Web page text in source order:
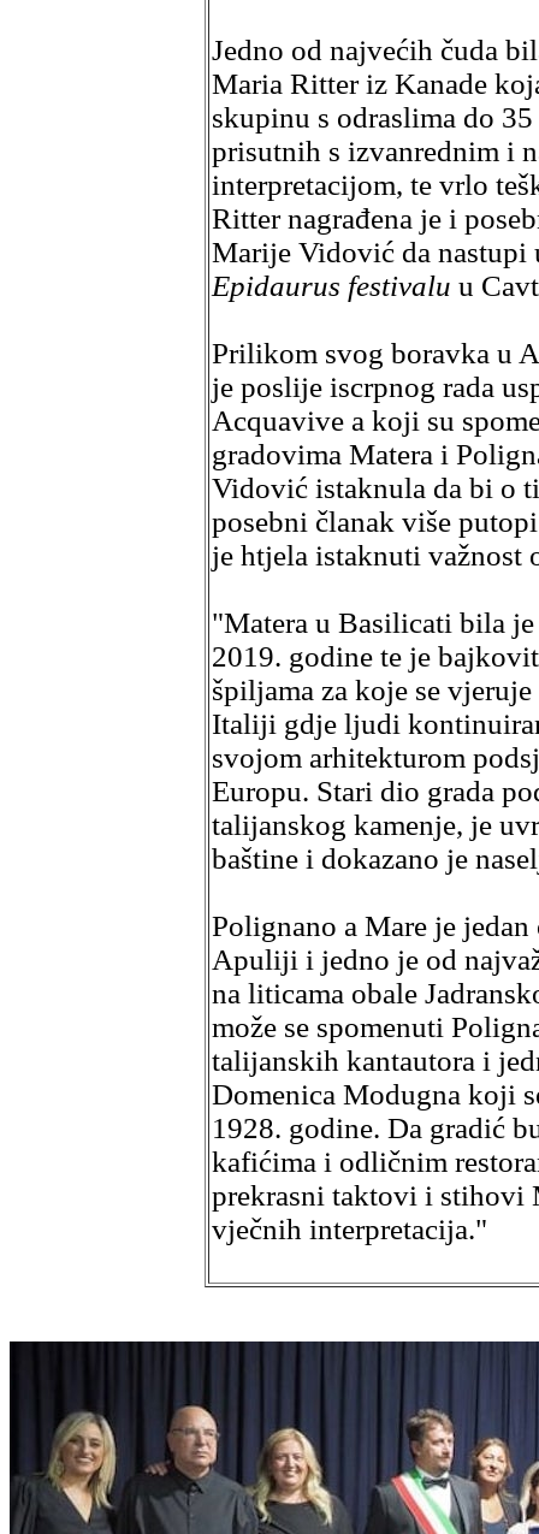
Jedno od najvećih čuda
Maria Ritter iz Kanade
skupinu s odraslima do
prisutnih s izvanrednim i
interpretacijom, te vrlo
Ritter nagrađena je i
Marije Vidović da
Epidaurus festivalu u
Prilikom svog boravka u
je poslije iscrpnog rada
Acquavive a koji su
gradovima Matera i
Vidović istaknula da bi o
posebni članak više
je htjela istaknuti važnost
"Matera u Basilicati bila
2019. godine te je
špiljama za koje se
Italiji gdje ljudi
svojom arhitekturom
Europu. Stari dio grada
talijanskog kamenje, je
baštine i dokazano je
Polignano a Mare je
Apuliji i jedno je od
na liticama obale
može se spomenuti
talijanskih kantautora i
Domenica Modugna koji
1928. godine. Da gradić
kafićima i odličnim
prekrasni taktovi i stihovi
vječnih interpretacija."